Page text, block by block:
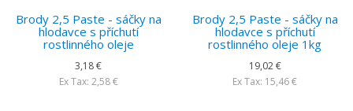
Brody 2,5 Paste - sáčky na
hlodavce s příchutí
rostlinného oleje
3,18 €
Ex Tax: 2,58 €
Brody 2,5 Paste - sáčky na
hlodavce s příchutí
rostlinného oleje 1kg
19,02 €
Ex Tax: 15,46 €